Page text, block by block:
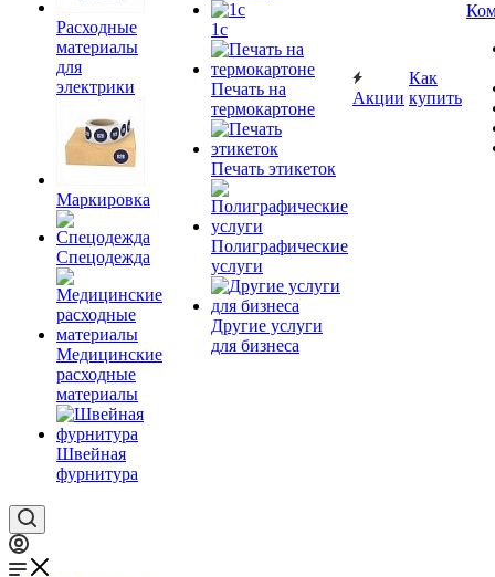
Расходные
материалы
для
электрики
Маркировка
Спецодежда
Медицинские
расходные
материалы
Швейная
фурнитура
1c
Печать на
термокартоне
Печать этикеток
Полиграфические
услуги
Другие услуги
для бизнеса
Акции
Как
купить